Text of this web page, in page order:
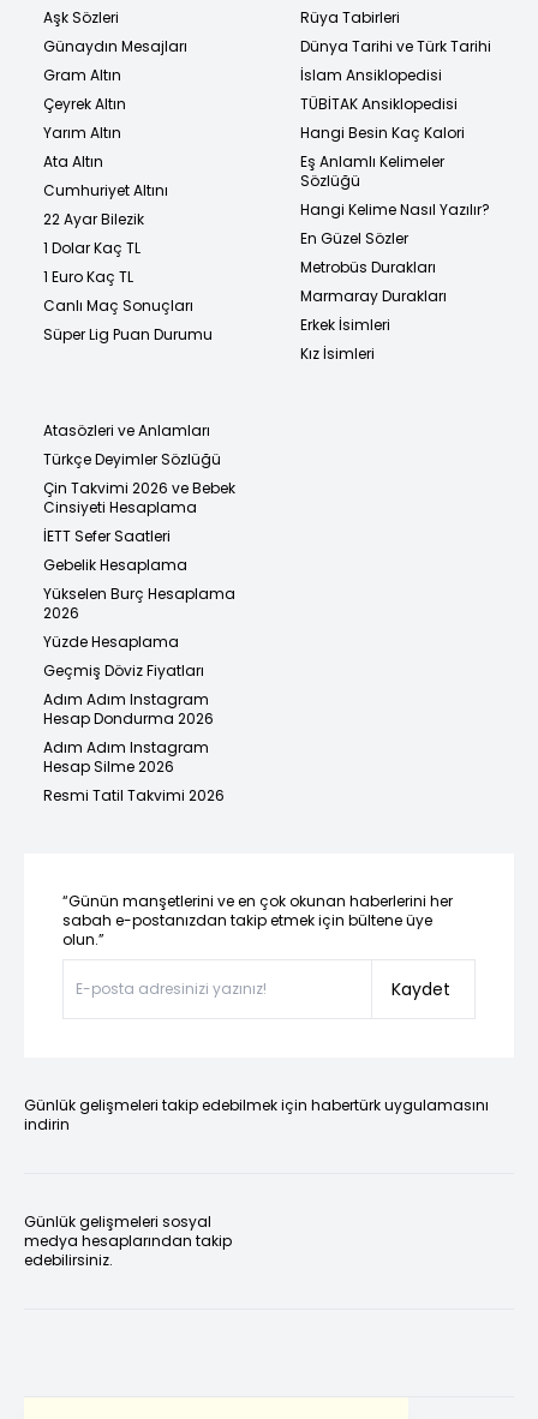
Aşk Sözleri
Günaydın Mesajları
Gram Altın
Çeyrek Altın
Yarım Altın
Ata Altın
Cumhuriyet Altını
22 Ayar Bilezik
1 Dolar Kaç TL
1 Euro Kaç TL
Canlı Maç Sonuçları
Süper Lig Puan Durumu
Rüya Tabirleri
Dünya Tarihi ve Türk Tarihi
İslam Ansiklopedisi
TÜBİTAK Ansiklopedisi
Hangi Besin Kaç Kalori
Eş Anlamlı Kelimeler
Sözlüğü
Hangi Kelime Nasıl Yazılır?
En Güzel Sözler
Metrobüs Durakları
Marmaray Durakları
Erkek İsimleri
Kız İsimleri
Atasözleri ve Anlamları
Türkçe Deyimler Sözlüğü
Çin Takvimi 2026 ve Bebek
Cinsiyeti Hesaplama
İETT Sefer Saatleri
Gebelik Hesaplama
Yükselen Burç Hesaplama
2026
Yüzde Hesaplama
Geçmiş Döviz Fiyatları
Adım Adım Instagram
Hesap Dondurma 2026
Adım Adım Instagram
Hesap Silme 2026
Resmi Tatil Takvimi 2026
“Günün manşetlerini ve en çok okunan haberlerini her
sabah e-postanızdan takip etmek için bültene üye
olun.”
Kaydet
Günlük gelişmeleri takip edebilmek için habertürk uygulamasını
indirin
Günlük gelişmeleri sosyal
medya hesaplarından takip
edebilirsiniz.